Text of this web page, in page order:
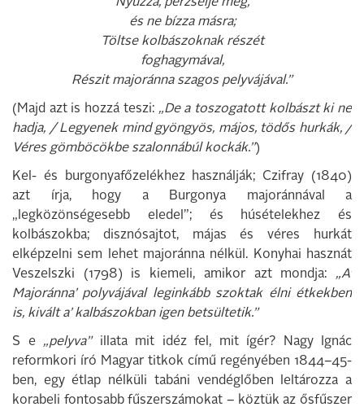
és ne bízza másra;
Töltse kolbászoknak részét
foghagymával,
Részit majoránna szagos pelyvájával.”
(Majd azt is hozzá teszi: „De a toszogatott kolbászt ki ne
hadja, / Legyenek mind gyöngyös, májos, tödős hurkák, /
Véres gömböcökbe szalonnábúl kockák.”)
Kel- és burgonyafőzelékhez használják; Czifray (1840)
azt írja, hogy a Burgonya majoránnával a
„legközönségesebb eledel”; és húsételekhez és
kolbászokba; disznósajtot, májas és véres hurkát
elképzelni sem lehet majoránna nélkül. Konyhai hasznát
Veszelszki (1798) is kiemeli, amikor azt mondja: „A’
Majoránna’ polyvájával leginkább szoktak élni étkekben
is, kivált a’ kalbászokban igen betsültetik.”
S e „pelyva”illata mit idéz fel, mit ígér? Nagy Ignác
reformkori író Magyar titkok című regényében 1844–45-
ben, egy étlap nélküli tabáni vendéglőben leltározza a
korabeli fontosabb fűszerszámokat – köztük az ősfűszer